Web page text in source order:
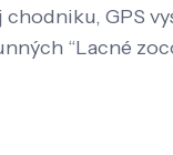
chodniku, GPS
“Lacné